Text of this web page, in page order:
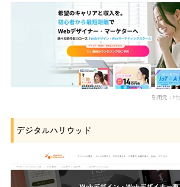
引用元：
デジタルハリウッド